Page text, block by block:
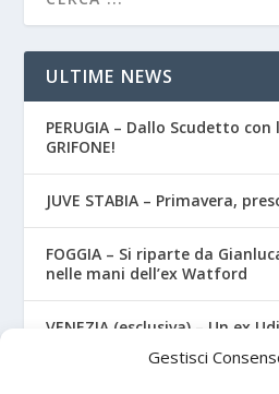
Gestisci
ULTIME NEWS
PERUGIA – Dallo Scudetto
GRIFONE!
JUVE STABIA – Primavera,
FOGGIA – Si riparte da
nelle mani dell’ex Watford
VENEZIA (esclusiva) – Un ex